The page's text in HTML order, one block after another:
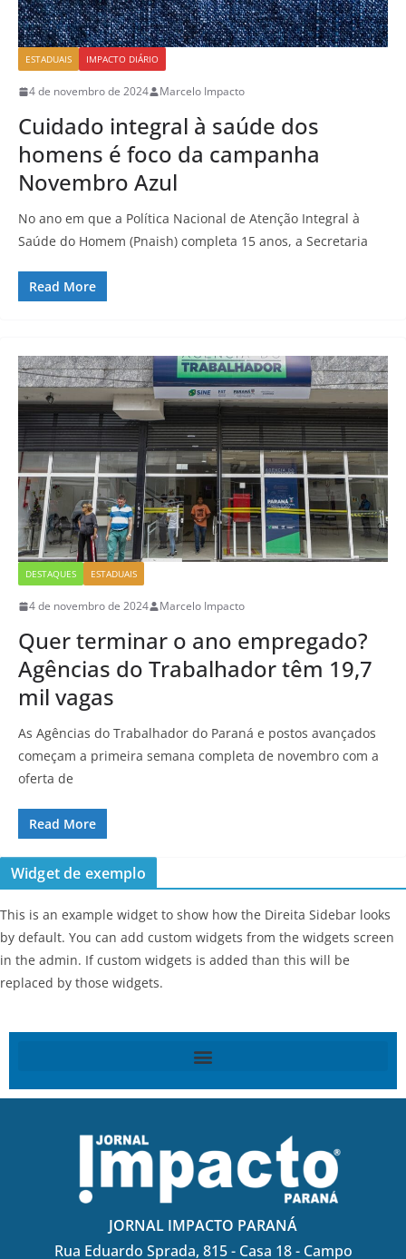
ESTADUAIS IMPACTO DIÁRIO
4 de novembro de 2024 Marcelo Impacto
Cuidado integral à saúde dos
homens é foco da campanha
Novembro Azul
No ano em que a Política Nacional de Atenção Integral à
Saúde do Homem (Pnaish) completa 15 anos, a Secretaria
Read More
DESTAQUES ESTADUAIS
4 de novembro de 2024 Marcelo Impacto
Quer terminar o ano empregado?
Agências do Trabalhador têm 19,7
mil vagas
As Agências do Trabalhador do Paraná e postos avançados
começam a primeira semana completa de novembro com a
oferta de
Read More
Widget de exemplo
This is an example widget to show how the Direita Sidebar looks
by default. You can add custom widgets from the widgets screen
in the admin. If custom widgets is added than this will be
replaced by those widgets.
JORNAL IMPACTO PARANÁ
Rua Eduardo Sprada, 815 - Casa 18 - Campo